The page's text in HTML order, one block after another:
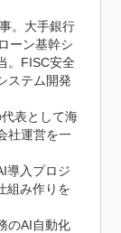
。大手銀行
ーン基幹シ
。FISC安全
ステム開発
表として海
社運営を一
導入プロジ
組み作りを
のAI自動化